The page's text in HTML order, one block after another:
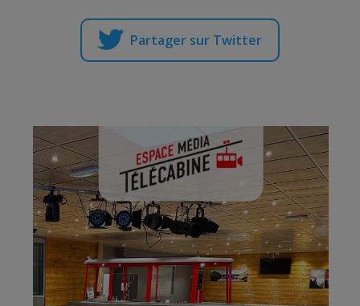
Partager sur Twitter